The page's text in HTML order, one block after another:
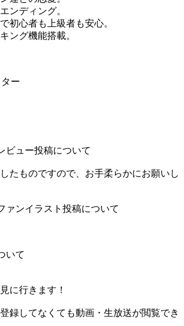
ンディング。
初心者も上級者も安心。
ング機能搭載。
ー
ビュー投稿について
たものですので、お手柔らかにお願いし
ァンイラスト投稿について
いて
に行きます！
録してなくても動画・生放送が閲覧でき